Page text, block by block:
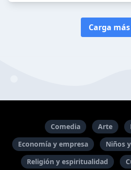
Carga más
Comedia Arte
Economía y empresa
Niños
Religión y espiritualidad